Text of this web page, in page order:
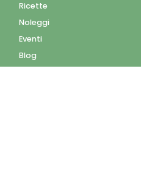
Ricette
Noleggi
Eventi
Blog